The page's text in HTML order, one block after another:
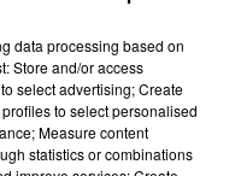
donner votre accord
ci-dessous.
data processing based on
Store and/or access
select advertising; Create
to select personalised
Measure content
statistics or combinations